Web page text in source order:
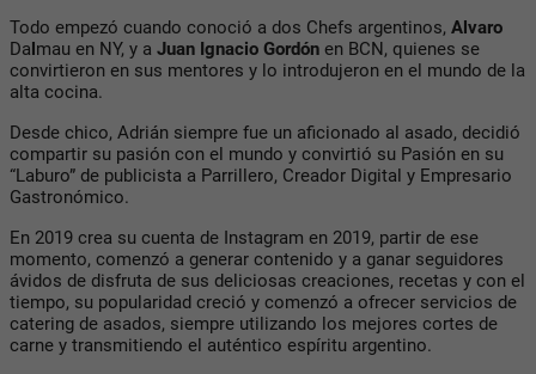
Todo empezó cuando conoció a dos Chefs argentinos, Alvaro
Dalmau en NY, y a Juan Ignacio Gordón en BCN, quienes se
convirtieron en sus mentores y lo introdujeron en el mundo de la
alta cocina.
Desde chico, Adrián siempre fue un aficionado al asado, decidió
compartir su pasión con el mundo y convirtió su Pasión en su
“Laburo” de publicista a Parrillero, Creador Digital y Empresario
Gastronómico.
En 2019 crea su cuenta de Instagram en 2019, partir de ese
momento, comenzó a generar contenido y a ganar seguidores
ávidos de disfruta de sus deliciosas creaciones, recetas y con el
tiempo, su popularidad creció y comenzó a ofrecer servicios de
catering de asados, siempre utilizando los mejores cortes de
carne y transmitiendo el auténtico espíritu argentino.